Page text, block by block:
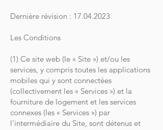
Dernière révision : 17.04.2023
Les Conditions
(1) Ce site web (le « Site ») et/ou les
services, y compris toutes les applications
mobiles qui y sont connectées
(collectivement les « Services ») et la
fourniture de logement et les services
connexes (les « Services ») par
l'intermédiaire du Site, sont détenus et